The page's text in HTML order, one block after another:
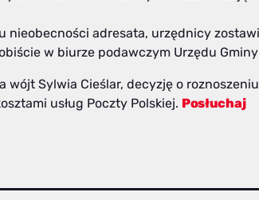
nieobecności adresata, urzędnicy
w biurze podawczym Urzędu
wójt Sylwia Cieślar, decyzję o
usług Poczty Polskiej. Posłuchaj